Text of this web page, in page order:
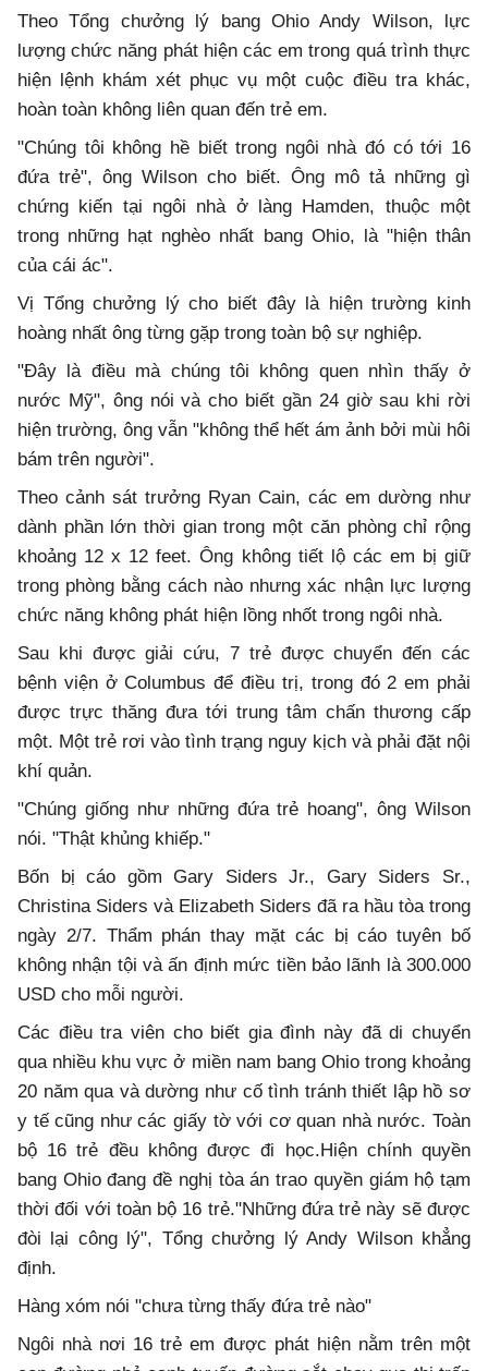
Theo Tổng chưởng lý bang Ohio Andy Wilson, lực
lượng chức năng phát hiện các em trong quá trình thực
hiện lệnh khám xét phục vụ một cuộc điều tra khác,
hoàn toàn không liên quan đến trẻ em.
"Chúng tôi không hề biết trong ngôi nhà đó có tới 16
đứa trẻ", ông Wilson cho biết. Ông mô tả những gì
chứng kiến tại ngôi nhà ở làng Hamden, thuộc một
trong những hạt nghèo nhất bang Ohio, là "hiện thân
của cái ác".
Vị Tổng chưởng lý cho biết đây là hiện trường kinh
hoàng nhất ông từng gặp trong toàn bộ sự nghiệp.
"Đây là điều mà chúng tôi không quen nhìn thấy ở
nước Mỹ", ông nói và cho biết gần 24 giờ sau khi rời
hiện trường, ông vẫn "không thể hết ám ảnh bởi mùi hôi
bám trên người".
Theo cảnh sát trưởng Ryan Cain, các em dường như
dành phần lớn thời gian trong một căn phòng chỉ rộng
khoảng 12 x 12 feet. Ông không tiết lộ các em bị giữ
trong phòng bằng cách nào nhưng xác nhận lực lượng
chức năng không phát hiện lồng nhốt trong ngôi nhà.
Sau khi được giải cứu, 7 trẻ được chuyển đến các
bệnh viện ở Columbus để điều trị, trong đó 2 em phải
được trực thăng đưa tới trung tâm chấn thương cấp
một. Một trẻ rơi vào tình trạng nguy kịch và phải đặt nội
khí quản.
"Chúng giống như những đứa trẻ hoang", ông Wilson
nói. "Thật khủng khiếp."
Bốn bị cáo gồm Gary Siders Jr., Gary Siders Sr.,
Christina Siders và Elizabeth Siders đã ra hầu tòa trong
ngày 2/7. Thẩm phán thay mặt các bị cáo tuyên bố
không nhận tội và ấn định mức tiền bảo lãnh là 300.000
USD cho mỗi người.
Các điều tra viên cho biết gia đình này đã di chuyển
qua nhiều khu vực ở miền nam bang Ohio trong khoảng
20 năm qua và dường như cố tình tránh thiết lập hồ sơ
y tế cũng như các giấy tờ với cơ quan nhà nước. Toàn
bộ 16 trẻ đều không được đi học.Hiện chính quyền
bang Ohio đang đề nghị tòa án trao quyền giám hộ tạm
thời đối với toàn bộ 16 trẻ."Những đứa trẻ này sẽ được
đòi lại công lý", Tổng chưởng lý Andy Wilson khẳng
định.
Hàng xóm nói "chưa từng thấy đứa trẻ nào"
Ngôi nhà nơi 16 trẻ em được phát hiện nằm trên một